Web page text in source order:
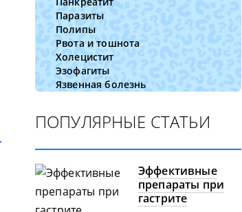
Паразиты
Полипы
Рвота и тошнота
Холецистит
Эзофагиты
Язвенная болезнь
ПОПУЛЯРНЫЕ СТАТЬИ
Эффективные
препараты при
гастрите